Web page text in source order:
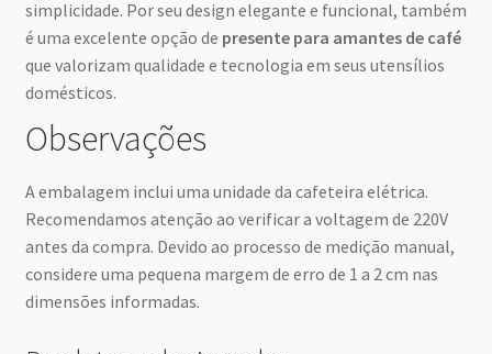
simplicidade. Por seu design elegante e funcional, também
é uma excelente opção de presente para amantes de café
que valorizam qualidade e tecnologia em seus utensílios
domésticos.
Observações
A embalagem inclui uma unidade da cafeteira elétrica.
Recomendamos atenção ao verificar a voltagem de 220V
antes da compra. Devido ao processo de medição manual,
considere uma pequena margem de erro de 1 a 2 cm nas
dimensões informadas.